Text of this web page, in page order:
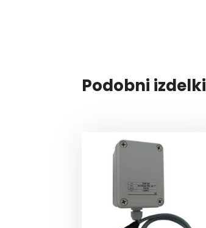
Podobni izdelki